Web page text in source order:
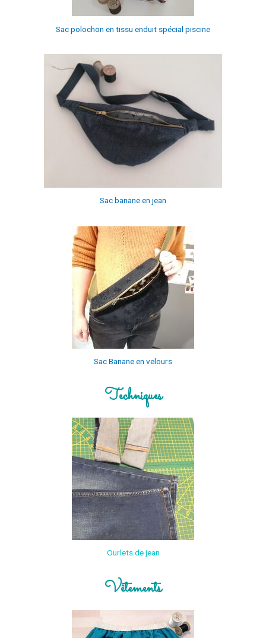
Sac polochon en tissu enduit spécial piscine
Sac banane en jean
Sac Banane en velours
Techniques
Ourlets de jean
Vêtements